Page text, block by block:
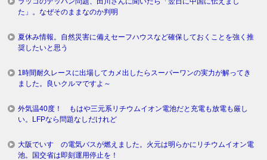
た」。なぜそのままなのか判明
夏休み情報。自然災害に備えセーフハウスなど確保しておくことを強く推
奨したいと思う
1時間耐久レースに出場してカメ出したらスーパーワンの実力が解ってき
ました。良いクルマですよ～
外気温40度！ もはや三元系リチウムイオン電池だと充電も放電も厳し
い。LFPなら問題なしだけれど
大阪でいすゞの電気バスが燃えました。火元は明らかにリチウムイオン電
池。国交省は即刻運用停止を！